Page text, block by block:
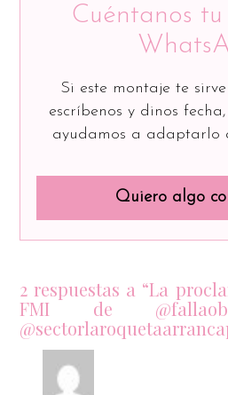
Cuéntanos
Si este montaje te
escríbenos y dinos
ayudamos a adaptarlo
Quiero algo
2 respuestas a “La
FMI de